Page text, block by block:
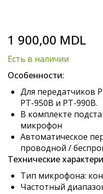
to
beginning
of
images
gallery
1 900,00 MDL
Есть в наличии
Особенности:
Для передатчиков
PT-950B и PT-990B.
В комплекте
микрофон
Автоматическое
проводной /
Технические
Тип микрофона:
Частотный